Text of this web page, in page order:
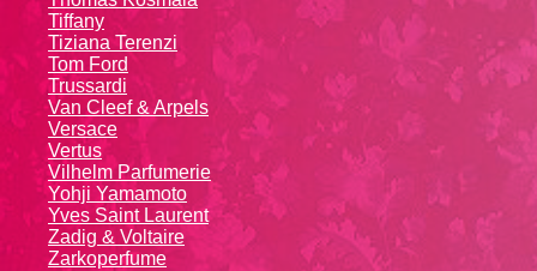
Tiffany
Tiziana Terenzi
Tom Ford
Trussardi
Van Cleef & Arpels
Versace
Vertus
Vilhelm Parfumerie
Yohji Yamamoto
Yvеs Sаint Lаurеnt
Zadig & Voltaire
Zarkoperfume